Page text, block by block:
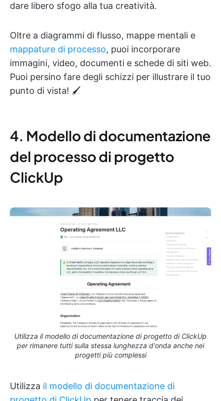
dare libero sfogo alla tua creatività.
Oltre a diagrammi di flusso, mappe mentali e
mappature di processo, puoi incorporare
immagini, video, documenti e schede di siti web.
Puoi persino fare degli schizzi per illustrare il tuo
punto di vista! 🖌️
4. Modello di documentazione
del processo di progetto
ClickUp
Utilizza il modello di documentazione di progetto di ClickUp
per rimanere tutti sulla stessa lunghezza d'onda anche nei
progetti più complessi
Utilizza il modello di documentazione di